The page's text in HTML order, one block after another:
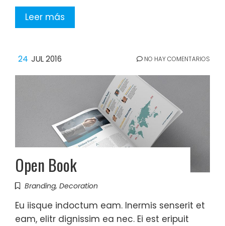
Leer más
24 JUL 2016 NO HAY COMENTARIOS
Open Book
Branding, Decoration
Eu iisque indoctum eam. Inermis senserit et
eam, elitr dignissim ea nec. Ei est eripuit